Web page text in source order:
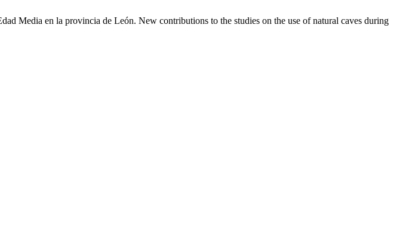
Media en la provincia de León. New contributions to the studies on the use of natural caves during